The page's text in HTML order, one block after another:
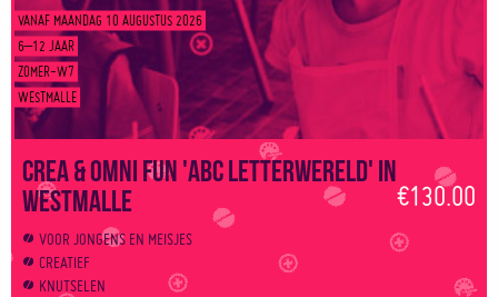
VANAF MAANDAG 10 AUGUSTUS 2026
6–12 JAAR
ZOMER-W7
WESTMALLE
Crea & Omni Fun 'ABC letterwereld' in
Westmalle
€130.00
VOOR JONGENS EN MEISJES
CREATIEF
KNUTSELEN